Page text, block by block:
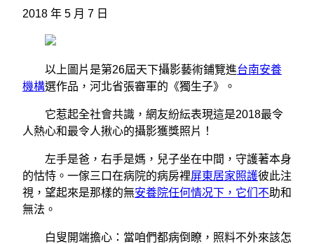
2018 年 5 月 7 日
以上圖片是第26屆天下攝影藝術鋪覽進台南安養
機構選作品，河北省張審軍的《獨生子》。
它惹起全社會共識，網友紛紜表現這是2018最令
人熱心和最令人揪心的攝影獲獎照片！
左手是爸，右手是媽，兒子坐在中間，守護著本身
的怙恃。一傢三口在病院的病房裡屏東居家照護彼此注
視，望起來是那樣的無安養院任何情况下，它们不助和
無法。
白叟開端擔心：當咱們都病倒瞭，照料不外來該怎